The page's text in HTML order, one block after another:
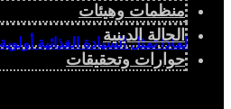
لماذا تمثل السيادة الغذائية
منظمات وهيئات
الحالة الدينية
حوارات وتحقيقات